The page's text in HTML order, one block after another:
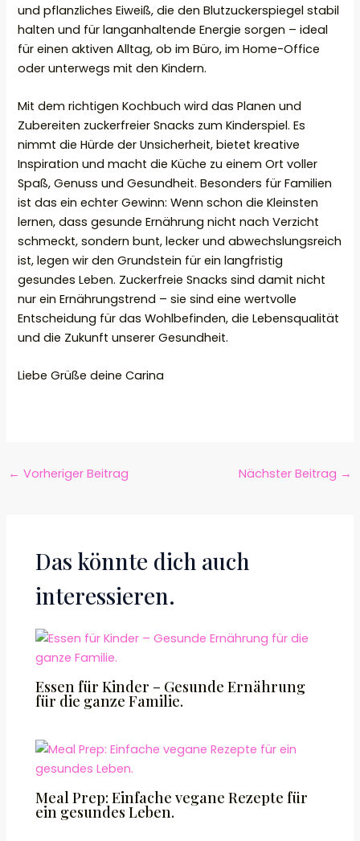
und pflanzliches Eiweiß, die den Blutzuckerspiegel stabil
halten und für langanhaltende Energie sorgen – ideal
für einen aktiven Alltag, ob im Büro, im Home-Office
oder unterwegs mit den Kindern.
Mit dem richtigen Kochbuch wird das Planen und
Zubereiten zuckerfreier Snacks zum Kinderspiel. Es
nimmt die Hürde der Unsicherheit, bietet kreative
Inspiration und macht die Küche zu einem Ort voller
Spaß, Genuss und Gesundheit. Besonders für Familien
ist das ein echter Gewinn: Wenn schon die Kleinsten
lernen, dass gesunde Ernährung nicht nach Verzicht
schmeckt, sondern bunt, lecker und abwechslungsreich
ist, legen wir den Grundstein für ein langfristig
gesundes Leben. Zuckerfreie Snacks sind damit nicht
nur ein Ernährungstrend – sie sind eine wertvolle
Entscheidung für das Wohlbefinden, die Lebensqualität
und die Zukunft unserer Gesundheit.
Liebe Grüße deine Carina
← Vorheriger Beitrag Nächster Beitrag →
Das könnte dich auch
interessieren.
Essen für Kinder – Gesunde Ernährung
für die ganze Familie.
Meal Prep: Einfache vegane Rezepte für
ein gesundes Leben.